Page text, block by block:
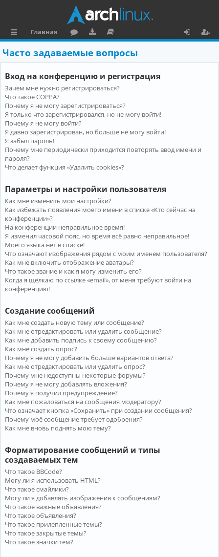
ы
л
к
и
Главная
ру
м
ру
зк
и
ку
м
е
н
та
ц
и
я
о
и
Часто задаваемые вопросы
Вход на конференцию и регистрация
Зачем мне нужно регистрироваться?
Что такое COPPA?
Почему я не могу зарегистрироваться?
Я только что зарегистрировался, но не могу войти!
Почему я не могу войти?
Я давно зарегистрирован, но больше не могу войти!
Я забыл пароль!
Почему мне периодически приходится повторять ввод имени и
пароля?
Что делает функция «Удалить cookies»?
Параметры и настройки пользователя
Как мне изменить мои настройки?
Как избежать появления моего имени в списке «Кто сейчас на
конференции»?
На конференции неправильное время!
Я изменил часовой пояс, но время всё равно неправильное!
Моего языка нет в списке!
Что означают изображения рядом с моим именем пользователя?
Как мне включить отображение аватары?
Что такое звание и как я могу изменить его?
Когда я щёлкаю по ссылке «email», от меня требуют войти на
конференцию!
Создание сообщений
Как мне создать новую тему или сообщение?
Как мне отредактировать или удалить сообщение?
Как мне добавить подпись к своему сообщению?
Как мне создать опрос?
Почему я не могу добавить больше вариантов ответа?
Как мне отредактировать или удалить опрос?
Почему мне недоступны некоторые форумы?
Почему я не могу добавлять вложения?
Почему я получил предупреждение?
Как мне пожаловаться на сообщения модератору?
Что означает кнопка «Сохранить» при создании сообщения?
Почему моё сообщение требует одобрения?
Как мне вновь поднять мою тему?
Форматирование сообщений и типы
создаваемых тем
Что такое BBCode?
Могу ли я использовать HTML?
Что такое смайлики?
Могу ли я добавлять изображения к сообщениям?
Что такое важные объявления?
Что такое объявления?
Что такое прилепленные темы?
Что такое закрытые темы?
Что такое значки тем?